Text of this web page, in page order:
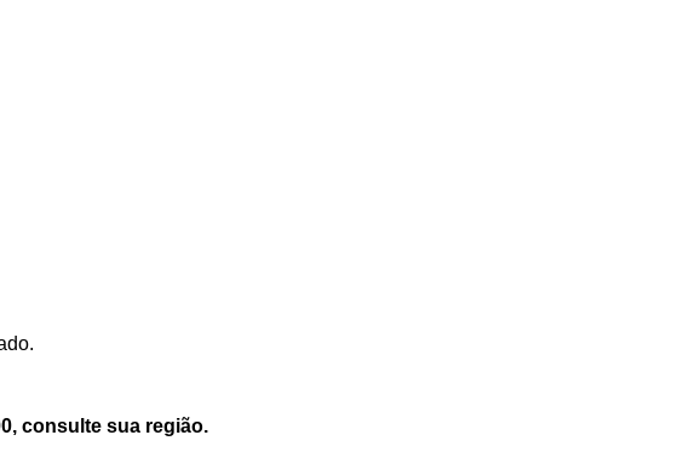
consulte sua região.